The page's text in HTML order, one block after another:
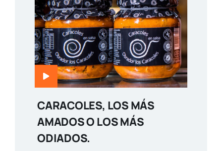
CARACOLES, LOS MÁS
AMADOS O LOS MÁS
ODIADOS.